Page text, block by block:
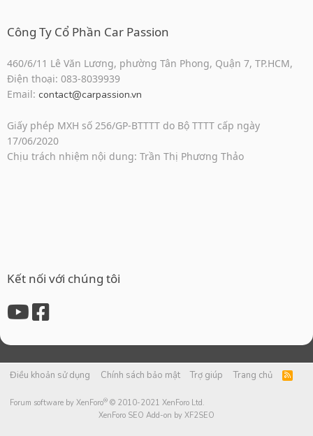
Công Ty Cổ Phần Car Passion
460/6/11 Lê Văn Lương, phường Tân Phong, Quận 7, TP.HCM,
Điện thoại: 083-8039939
Email: contact@carpassion.vn
Giấy phép MXH số 256/GP-BTTTT do Bộ TTTT cấp ngày
17/06/2020
Chịu trách nhiệm nội dung: Trần Thị Phương Thảo
Kết nối với chúng tôi
Điều khoản sử dụng Chính sách bảo mật Trợ giúp Trang chủ
R
S
Forum software by XenForo® © 2010-2021 XenForo Ltd.
XenForo SEO Add-on by XF2SEO